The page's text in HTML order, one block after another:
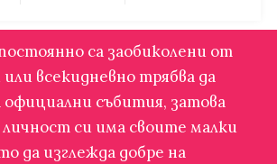
са заобиколени от
всекидневно трябва да
събития, затова
личност си има своите малки
да изглежда добре на